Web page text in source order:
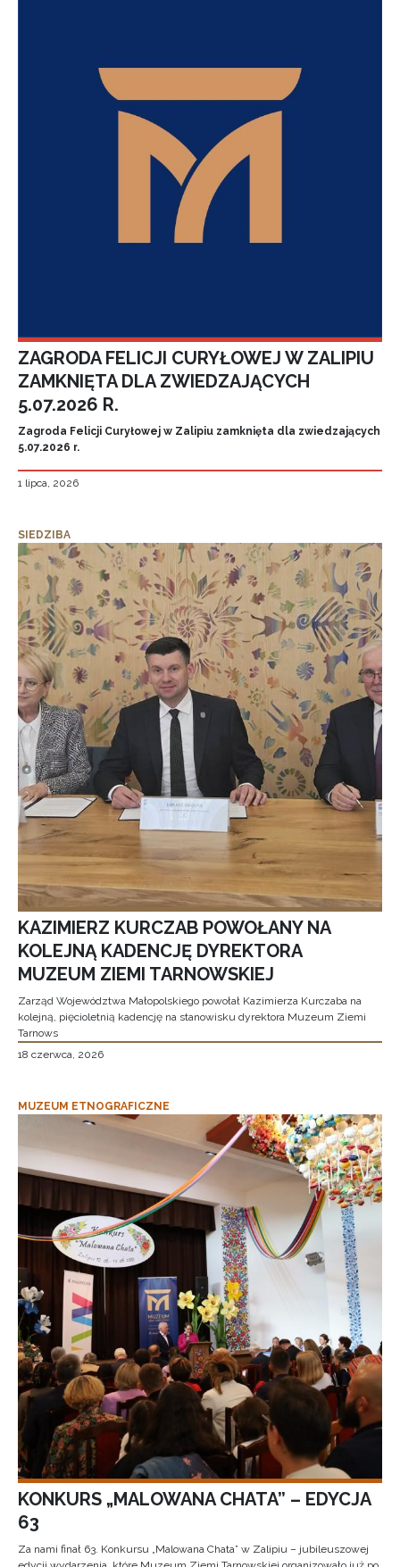
ZAGRODA FELICJI CURYŁOWEJ W ZALIPIU
ZAMKNIĘTA DLA ZWIEDZAJĄCYCH
5.07.2026 R.
Zagroda Felicji Curyłowej w Zalipiu zamknięta dla zwiedzających
5.07.2026 r.
1 lipca, 2026
SIEDZIBA
KAZIMIERZ KURCZAB POWOŁANY NA
KOLEJNĄ KADENCJĘ DYREKTORA
MUZEUM ZIEMI TARNOWSKIEJ
Zarząd Województwa Małopolskiego powołał Kazimierza Kurczaba na
kolejną, pięcioletnią kadencję na stanowisku dyrektora Muzeum Ziemi
Tarnows
18 czerwca, 2026
MUZEUM ETNOGRAFICZNE
KONKURS „MALOWANA CHATA” – EDYCJA
63
Za nami finał 63. Konkursu „Malowana Chata” w Zalipiu – jubileuszowej